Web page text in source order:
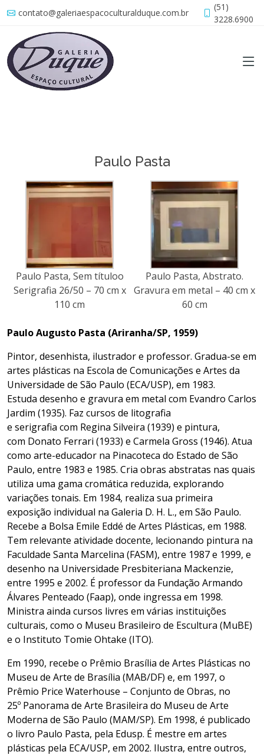
contato@galeriaespacoculturalduque.com.br
(51)
3228.6900
Paulo Pasta
Paulo Pasta, Sem títuloo
Serigrafia 26/50 – 70 cm x
110 cm
Paulo Pasta, Abstrato.
Gravura em metal – 40 cm x
60 cm
Paulo Augusto Pasta (Ariranha/SP, 1959)
Pintor, desenhista, ilustrador e professor. Gradua-se em
artes plásticas na Escola de Comunicações e Artes da
Universidade de São Paulo (ECA/USP), em 1983.
Estuda desenho e gravura em metal com Evandro Carlos
Jardim (1935). Faz cursos de litografia
e serigrafia com Regina Silveira (1939) e pintura,
com Donato Ferrari (1933) e Carmela Gross (1946). Atua
como arte-educador na Pinacoteca do Estado de São
Paulo, entre 1983 e 1985. Cria obras abstratas nas quais
utiliza uma gama cromática reduzida, explorando
variações tonais. Em 1984, realiza sua primeira
exposição individual na Galeria D. H. L., em São Paulo.
Recebe a Bolsa Emile Eddé de Artes Plásticas, em 1988.
Tem relevante atividade docente, lecionando pintura na
Faculdade Santa Marcelina (FASM), entre 1987 e 1999, e
desenho na Universidade Presbiteriana Mackenzie,
entre 1995 e 2002. É professor da Fundação Armando
Álvares Penteado (Faap), onde ingressa em 1998.
Ministra ainda cursos livres em várias instituições
culturais, como o Museu Brasileiro de Escultura (MuBE)
e o Instituto Tomie Ohtake (ITO).
Em 1990, recebe o Prêmio Brasília de Artes Plásticas no
Museu de Arte de Brasília (MAB/DF) e, em 1997, o
Prêmio Price Waterhouse – Conjunto de Obras, no
25º Panorama de Arte Brasileira do Museu de Arte
Moderna de São Paulo (MAM/SP). Em 1998, é publicado
o livro Paulo Pasta, pela Edusp. É mestre em artes
plásticas pela ECA/USP, em 2002. Ilustra, entre outros,